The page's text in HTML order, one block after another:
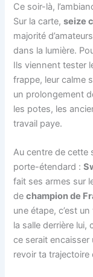
Ce soir-là,
Sur la carte,seize
majorité
dans la lumière.
Ils viennent tester
frappe, leur calme
un prolongement
les potes, les
travail paye.
Au centre de cette
porte-étendard :
fait ses armes sur
dechampion de
une étape, c’est
la salle derrière lui,
ce serait encaisser
revoir ta trajectoire